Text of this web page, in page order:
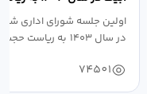
اله مددخانی...
اولین جلسه شورای اداری
در سال ۱۴۰۳ به ریاست حجت اله...
74501